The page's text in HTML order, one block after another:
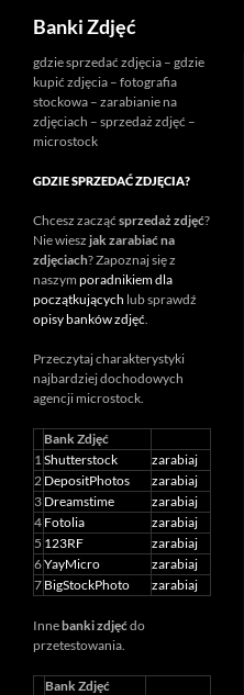
Przejdź
treści
Banki Zdjęć
gdzie sprzedać zdjęcia – gdzie
kupić zdjęcia – fotografia
stockowa – zarabianie na
zdjęciach – sprzedaż zdjęć –
microstock
GDZIE SPRZEDAĆ ZDJĘCIA?
Chcesz zacząć sprzedaż zdjęć?
Nie wiesz jak zarabiać na
zdjęciach? Zapoznaj się z
naszym poradnikiem dla
początkujących lub sprawdź
opisy banków zdjęć.
Przeczytaj charakterystyki
najbardziej dochodowych
agencji microstock.
Bank Zdjęć
1Shutterstock
zarabiaj
2 DepositPhotos
zarabiaj
3 Dreamstime
zarabiaj
4 Fotolia
zarabiaj
5 123RF
zarabiaj
6YayMicro
zarabiaj
7 BigStockPhoto zarabiaj
Innebanki zdjęćdo
przetestowania.
Bank Zdjęć